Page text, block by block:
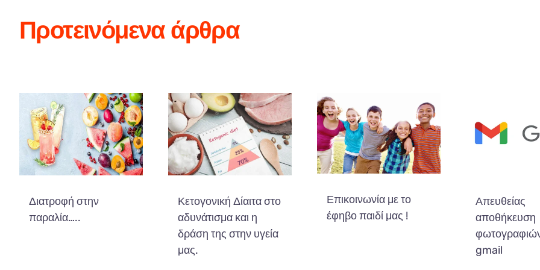
Προτεινόμενα άρθρα
Διατροφή στην
παραλία…..
Κετογονική Δίαιτα στο
αδυνάτισμα και η
δράση της στην υγεία
μας.
Επικοινωνία με το
έφηβο παιδί μας !
Απευθείας
αποθήκευση
gmail